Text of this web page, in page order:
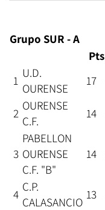
Grupo SUR - A
Pts
1
U.D.
OURENSE
17
2
OURENSE
C.F.
14
3
PABELLON
OURENSE
C.F. "B"
14
4
C.P.
CALASANCIO
13